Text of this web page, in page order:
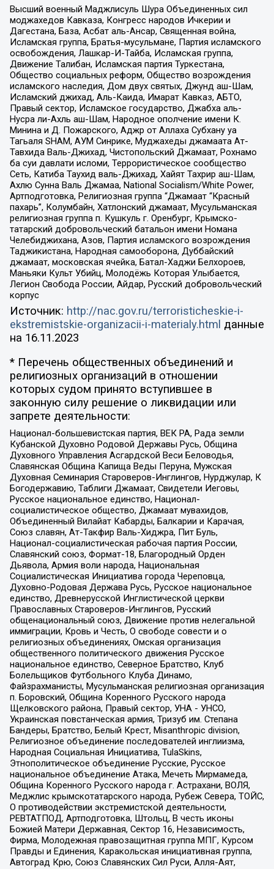
Высший военный Маджлисуль Шура Объединенных сил
моджахедов Кавказа, Конгресс народов Ичкерии и
Дагестана, База, Асбат аль-Ансар, Священная война,
Исламская группа, Братья-мусульмане, Партия исламского
освобождения, Лашкар-И-Тайба, Исламская группа,
Движение Талибан, Исламская партия Туркестана,
Общество социальных реформ, Общество возрождения
исламского наследия, Дом двух святых, Джунд аш-Шам,
Исламский джихад, Аль-Каида, Имарат Кавказ, АБТО,
Правый сектор, Исламское государство, Джабха аль-
Нусра ли-Ахль аш-Шам, Народное ополчение имени К.
Минина и Д. Пожарского, Аджр от Аллаха Субхану уа
Тагьаля SHAM, АУМ Синрике, Муджахеды джамаата Ат-
Тавхида Валь-Джихад, Чистопольский Джамаат, Рохнамо
ба суи давлати исломи, Террористическое сообщество
Сеть, Катиба Таухид валь-Джихад, Хайят Тахрир аш-Шам,
Ахлю Сунна Валь Джамаа, National Socialism/White Power,
Артподготовка, Религиозная группа “Джамаат “Красный
пахарь”, Колумбайн, Хатлонский джамаат, Мусульманская
религиозная группа п. Кушкуль г. Оренбург, Крымско-
татарский добровольческий батальон имени Номана
Челебиджихана, Азов, Партия исламского возрождения
Таджикистана, Народная самооборона, Дуббайский
джамаат, московская ячейка, Батал-Хаджи Белхороев,
Маньяки Культ Убийц, Молодёжь Которая Улыбается,
Легион Свобода России, Айдар, Русский добровольческий
корпус
Источник: http://nac.gov.ru/terroristicheskie-i-
ekstremistskie-organizacii-i-materialy.html данные
на 16.11.2023
* Перечень общественных объединений и
религиозных организаций в отношении
которых судом принято вступившее в
законную силу решение о ликвидации или
запрете деятельности:
Национал-большевистская партия, ВЕК РА, Рада земли
Кубанской Духовно Родовой Державы Русь, Община
Духовного Управления Асгардской Веси Беловодья,
Славянская Община Капища Веды Перуна, Мужская
Духовная Семинария Староверов-Инглингов, Нурджулар, К
Богодержавию, Таблиги Джамаат, Свидетели Иеговы,
Русское национальное единство, Национал-
социалистическое общество, Джамаат мувахидов,
Объединенный Вилайат Кабарды, Балкарии и Карачая,
Союз славян, Ат-Такфир Валь-Хиджра, Пит Буль,
Национал-социалистическая рабочая партия России,
Славянский союз, Формат-18, Благородный Орден
Дьявола, Армия воли народа, Национальная
Социалистическая Инициатива города Череповца,
Духовно-Родовая Держава Русь, Русское национальное
единство, Древнерусской Инглистической церкви
Православных Староверов-Инглингов, Русский
общенациональный союз, Движение против нелегальной
иммиграции, Кровь и Честь, О свободе совести и о
религиозных объединениях, Омская организация
общественного политического движения Русское
национальное единство, Северное Братство, Клуб
Болельщиков Футбольного Клуба Динамо,
Файзрахманисты, Мусульманская религиозная организация
п. Боровский, Община Коренного Русского народа
Щелковского района, Правый сектор, УНА - УНСО,
Украинская повстанческая армия, Тризуб им. Степана
Бандеры, Братство, Белый Крест, Misanthropic division,
Религиозное объединение последователей инглиизма,
Народная Социальная Инициатива, TulaSkins,
Этнополитическое объединение Русские, Русское
национальное объединение Атака, Мечеть Мирмамеда,
Община Коренного Русского народа г. Астрахани, ВОЛЯ,
Меджлис крымскотатарского народа, Рубеж Севера, ТОЙС,
О противодействии экстремистской деятельности,
РЕВТАТПОД, Артподготовка, Штольц, В честь иконы
Божией Матери Державная, Сектор 16, Независимость,
Фирма, Молодежная правозащитная группа МПГ, Курсом
Правды и Единения, Каракольская инициативная группа,
Автоград Крю, Союз Славянских Сил Руси, Алля-Аят,